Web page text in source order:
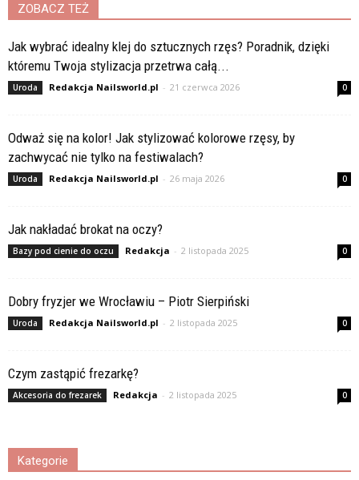
ZOBACZ TEŻ
Jak wybrać idealny klej do sztucznych rzęs? Poradnik, dzięki
któremu Twoja stylizacja przetrwa całą...
Uroda Redakcja Nailsworld.pl - 21 czerwca 2026 0
Odważ się na kolor! Jak stylizować kolorowe rzęsy, by
zachwycać nie tylko na festiwalach?
Uroda Redakcja Nailsworld.pl - 26 maja 2026 0
Jak nakładać brokat na oczy?
Bazy pod cienie do oczu Redakcja - 2 listopada 2025 0
Dobry fryzjer we Wrocławiu – Piotr Sierpiński
Uroda Redakcja Nailsworld.pl - 2 listopada 2025 0
Czym zastąpić frezarkę?
Akcesoria do frezarek Redakcja - 2 listopada 2025 0
Kategorie